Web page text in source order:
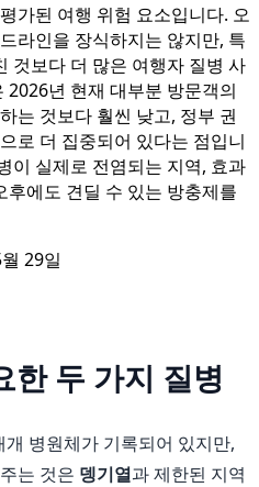
가된 여행 위험 요소입니다. 오
라인을 장식하지는 않지만, 특
것보다 더 많은 여행자 질병 사
년 현재 대부분 방문객의
는 것보다 훨씬 낮고, 정부 권
로 더 집중되어 있다는 점입니
이 실제로 전염되는 지역, 효과
에도 견딜 수 있는 방충제를
29일
한 두 가지 질병
병원체가 기록되어 있지만,
는 것은 뎅기열과 제한된 지역